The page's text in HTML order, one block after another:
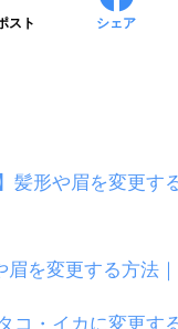
スト シェア
眉を変更する方法